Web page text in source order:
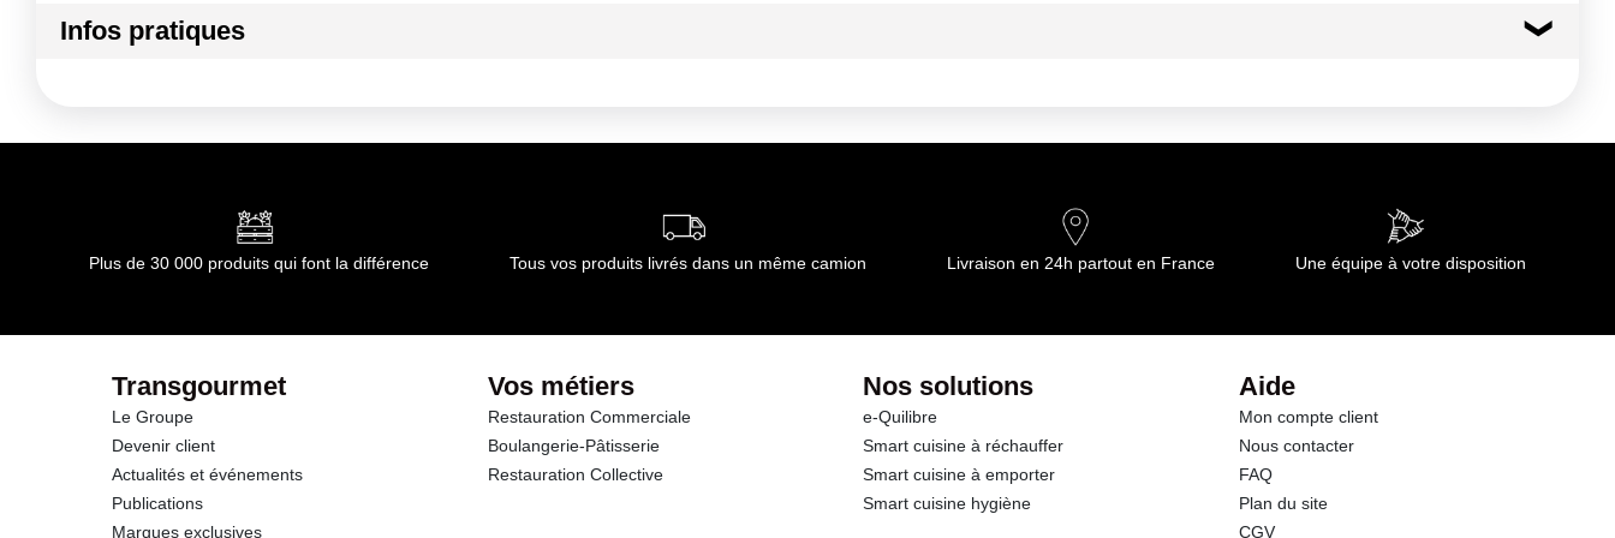
Infos pratiques
Conformément aux informations transmises par le(s) fournisseur(s) de Transgourmet Opérations
Plus de 30 000 produits qui font la différence Tous vos produits livrés dans un même camion Livraison en 24h partout en France Une équipe à votre disposition
Transgourmet
Le Groupe
Devenir client
Actualités et événements
Publications
Marques exclusives
Vos métiers
Restauration Commerciale
Boulangerie-Pâtisserie
Restauration Collective
Nos solutions
e-Quilibre
Smart cuisine à réchauffer
Smart cuisine à emporter
Smart cuisine hygiène
Aide
Mon compte client
Nous contacter
FAQ
Plan du site
CGV